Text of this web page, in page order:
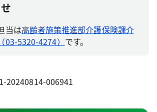
当は高齢者施策推進部介護保険課介
03-5320-4274） です。
20240814-006941